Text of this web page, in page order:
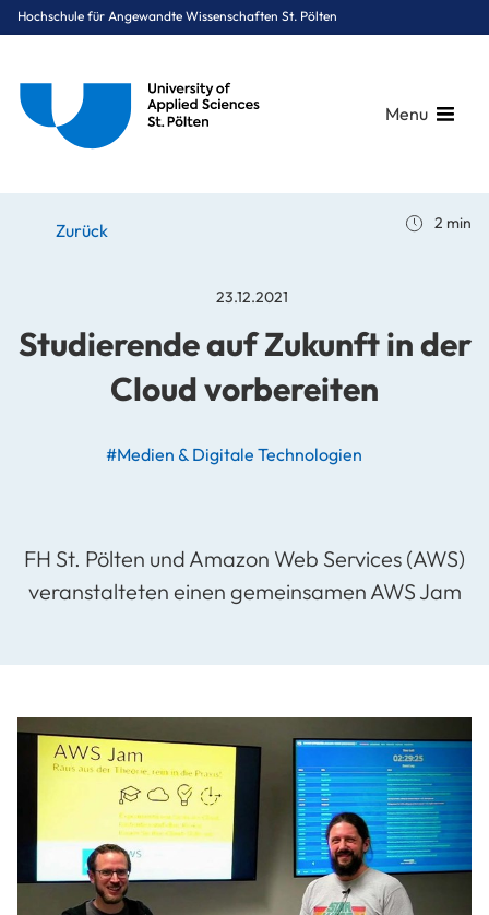
Hochschule für Angewandte Wissenschaften St. Pölten
Menu
auf Zukunft in der Cloud vorbereiten
Zurück 2 min
Studierende auf Zukunft in der
Cloud vorbereiten
#Medien & Digitale Technologien
23.12.2021
FH St. Pölten und Amazon Web Services (AWS)
veranstalteten einen gemeinsamen AWS Jam